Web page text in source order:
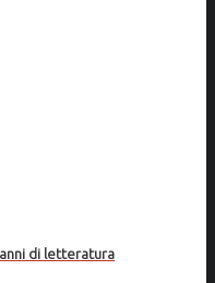
di letteratura